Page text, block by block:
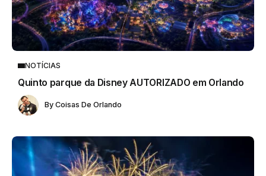
NOTÍCIAS
Quinto parque da Disney AUTORIZADO em Orlando
By Coisas De Orlando